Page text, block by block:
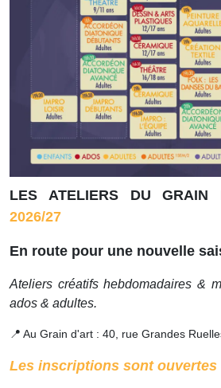
LES ATELIERS DU GRAIN
2026/27
En route pour une nouvelle
Ateliers créatifs hebdomadaires &
ados & adultes.
📍 Au Grain d'art : 40, rue Grandes
Les inscriptions sont ouvertes